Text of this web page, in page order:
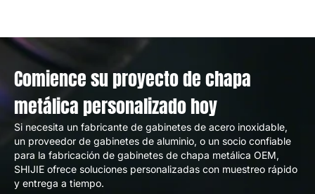
Comience su proyecto de chapa
metálica personalizado hoy
Si necesita un fabricante de gabinetes de acero inoxidable,
un proveedor de gabinetes de aluminio, o un socio confiable
para la fabricación de gabinetes de chapa metálica OEM,
SHIJIE ofrece soluciones personalizadas con muestreo rápido
y entrega a tiempo.